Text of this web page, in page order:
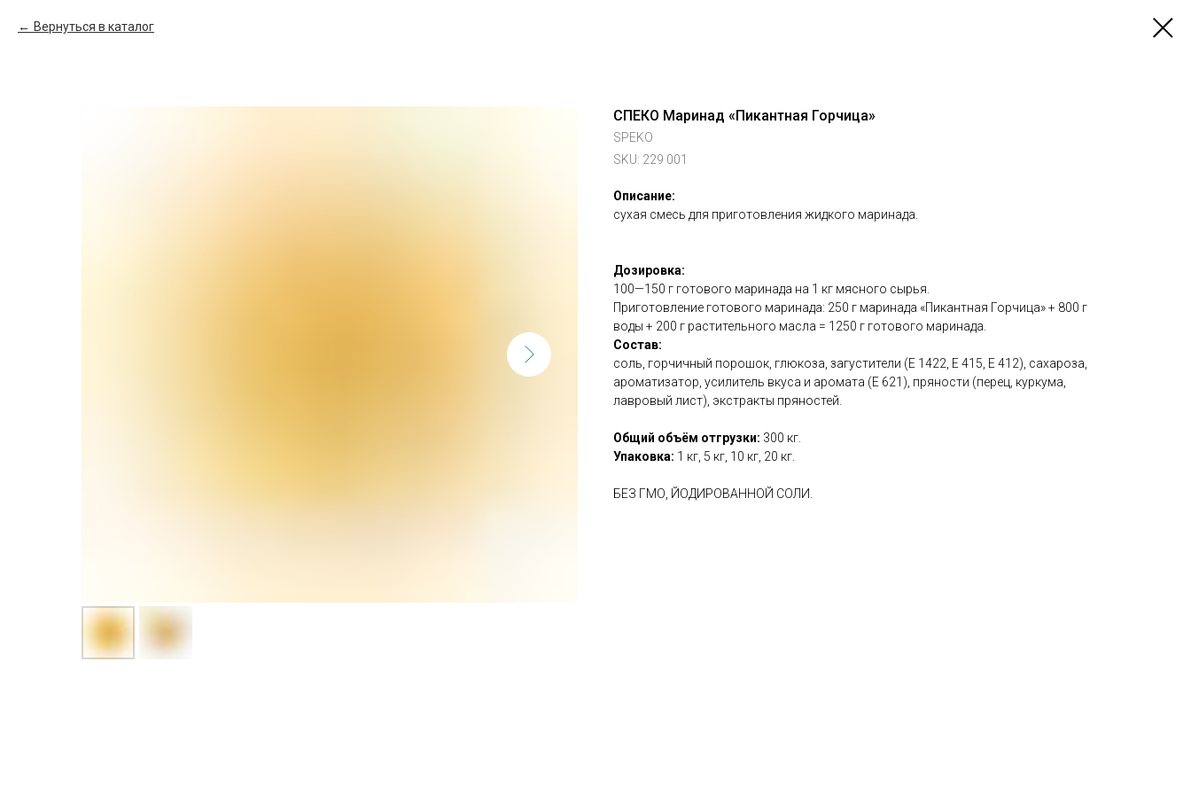
Вернуться в каталог
СПЕКО Маринад «Пикантная Горчица»
SPEKO
SKU: 229 001
Описание:
сухая смесь для приготовления жидкого маринада.
Дозировка:
100—150 г готового маринада на 1 кг мясного сырья.
Приготовление готового маринада: 250 г маринада «Пикантная Горчица» + 800 г
воды + 200 г растительного масла = 1250 г готового маринада.
Состав:
соль, горчичный порошок, глюкоза, загустители (Е 1422, Е 415, Е 412), сахароза,
ароматизатор, усилитель вкуса и аромата (Е 621), пряности (перец, куркума,
лавровый лист), экстракты пряностей.
Общий объём отгрузки: 300 кг.
Упаковка: 1 кг, 5 кг, 10 кг, 20 кг.
БЕЗ ГМО, ЙОДИРОВАННОЙ СОЛИ.